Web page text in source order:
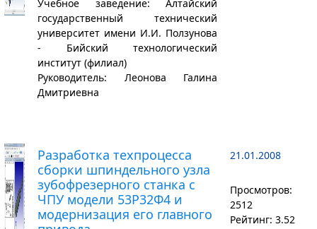
Учебное заведение: Алтайский
государственный технический
университет имени И.И. Ползунова
- Бийский технологический
институт (филиал)
Руководитель: Леонова Галина
Дмитриевна
Разработка техпроцесса
сборки шпиндельного узла
зубофрезерного станка с
ЧПУ модели 53Р32Ф4 и
модернизация его главного
21.01.2008
Просмотров:
2512
Рейтинг: 3.52